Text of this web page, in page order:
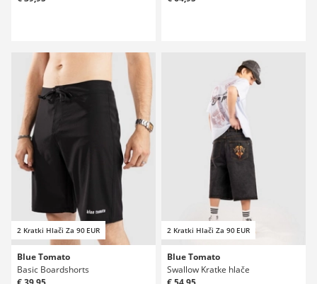
2 Kratki Hlači Za 90 EUR
Blue Tomato
Basic Boardshorts
2 Kratki Hlači Za 90 EUR
Blue Tomato
Swallow Kratke hlače